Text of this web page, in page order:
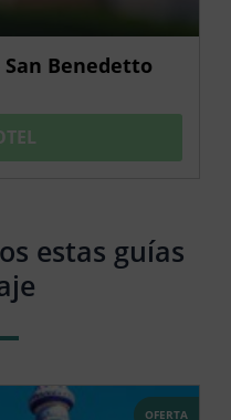
Benedetto
estas guías
OFERTA